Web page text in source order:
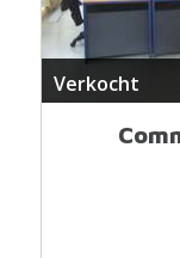
Verkocht